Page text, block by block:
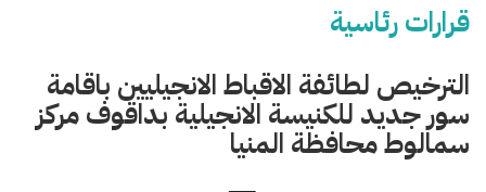
قرارات رئاسية
الترخيص لطائفة الاقباط الانجيليين باقامة
سور جديد للكنيسة الانجيلية بداقوف مركز
سمالوط محافظة المنيا